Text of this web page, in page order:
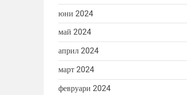
юни 2024
май 2024
април 2024
март 2024
февруари 2024